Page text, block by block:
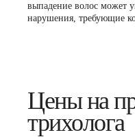
выпадение волос может
нарушения, требующие
Цены на
трихолога